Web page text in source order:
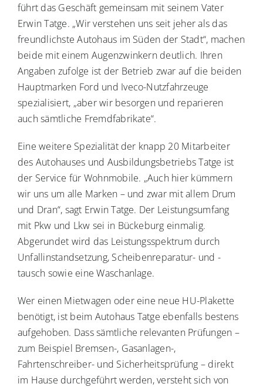
führt das Geschäft gemeinsam mit seinem Vater
Erwin Tatge. „Wir verstehen uns seit jeher als das
freundlichste Autohaus im Süden der Stadt“, machen
beide mit einem Augenzwinkern deutlich. Ihren
Angaben zufolge ist der Betrieb zwar auf die beiden
Hauptmarken Ford und Iveco-Nutzfahrzeuge
spezialisiert, „aber wir besorgen und reparieren
auch sämtliche Fremdfabrikate“.
Eine weitere Spezialität der knapp 20 Mitarbeiter
des Autohauses und Ausbildungsbetriebs Tatge ist
der Service für Wohnmobile. „Auch hier kümmern
wir uns um alle Marken – und zwar mit allem Drum
und Dran“, sagt Erwin Tatge. Der Leistungsumfang
mit Pkw und Lkw sei in Bückeburg einmalig.
Abgerundet wird das Leistungsspektrum durch
Unfallinstandsetzung, Scheibenreparatur- und -
tausch sowie eine Waschanlage.
Wer einen Mietwagen oder eine neue HU-Plakette
benötigt, ist beim Autohaus Tatge ebenfalls bestens
aufgehoben. Dass sämtliche relevanten Prüfungen –
zum Beispiel Bremsen-, Gasanlagen-,
Fahrtenschreiber- und Sicherheitsprüfung – direkt
im Hause durchgeführt werden, versteht sich von